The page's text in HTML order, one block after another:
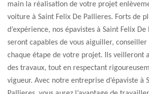
main la réalisation de votre projet
voiture à Saint Felix De Pallieres. Forts de
d’expérience, nos épavistes à Saint Felix
seront capables de vous aiguiller,
chaque étape de votre projet. Ils veilleront
des travaux, tout en respectant
vigueur. Avec notre entreprise d’épaviste à